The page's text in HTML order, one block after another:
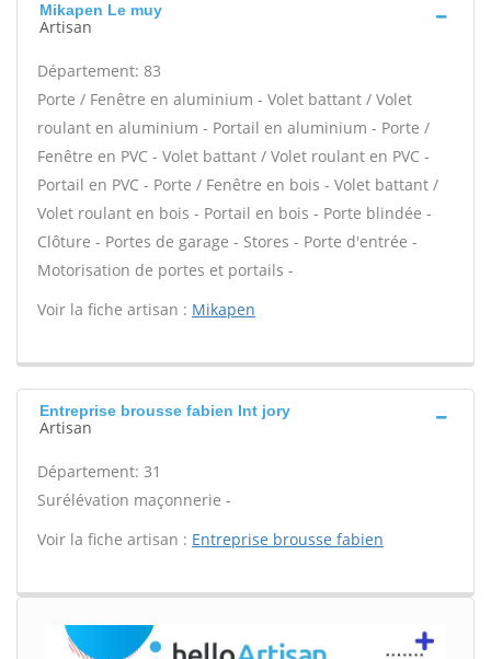
Mikapen Le muy
Artisan
Département: 83
Porte / Fenêtre en aluminium - Volet battant / Volet
roulant en aluminium - Portail en aluminium - Porte /
Fenêtre en PVC - Volet battant / Volet roulant en PVC -
Portail en PVC - Porte / Fenêtre en bois - Volet battant /
Volet roulant en bois - Portail en bois - Porte blindée -
Clôture - Portes de garage - Stores - Porte d'entrée -
Motorisation de portes et portails -
Voir la fiche artisan : Mikapen
Entreprise brousse fabien Int jory
Artisan
Département: 31
Surélévation maçonnerie -
Voir la fiche artisan : Entreprise brousse fabien